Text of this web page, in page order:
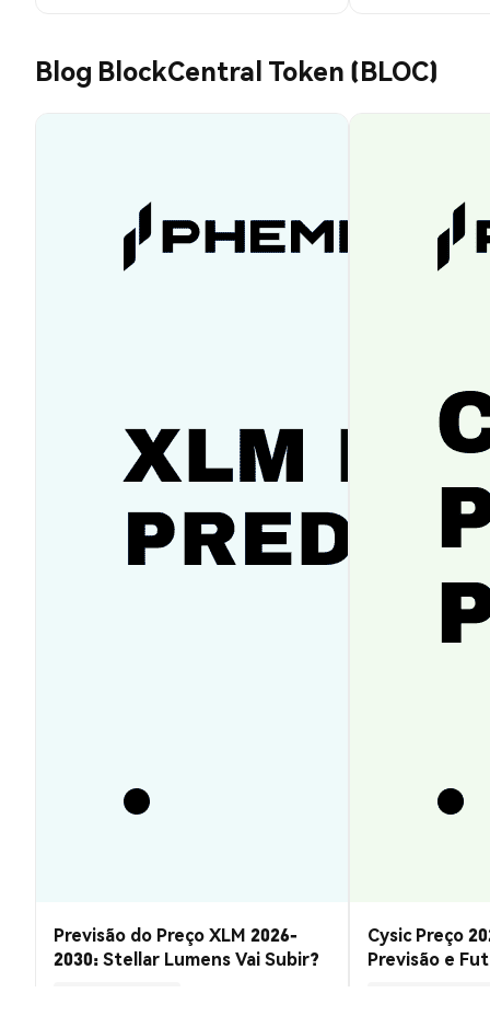
Blog BlockCentral Token (BLOC)
Previsão do Preço XLM 2026-
2030: Stellar Lumens Vai Subir?
Cysic Preço
Previsão e